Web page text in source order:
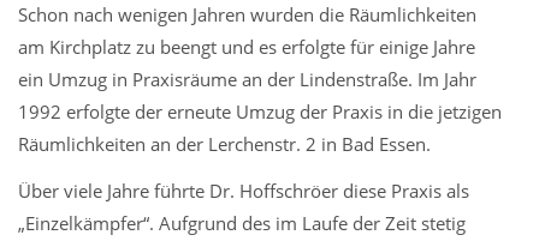
Schon nach wenigen Jahren wurden die Räumlichkeiten
am Kirchplatz zu beengt und es erfolgte für einige Jahre
ein Umzug in Praxisräume an der Lindenstraße. Im Jahr
1992 erfolgte der erneute Umzug der Praxis in die jetzigen
Räumlichkeiten an der Lerchenstr. 2 in Bad Essen.
Über viele Jahre führte Dr. Hoffschröer diese Praxis als
„Einzelkämpfer“. Aufgrund des im Laufe der Zeit stetig